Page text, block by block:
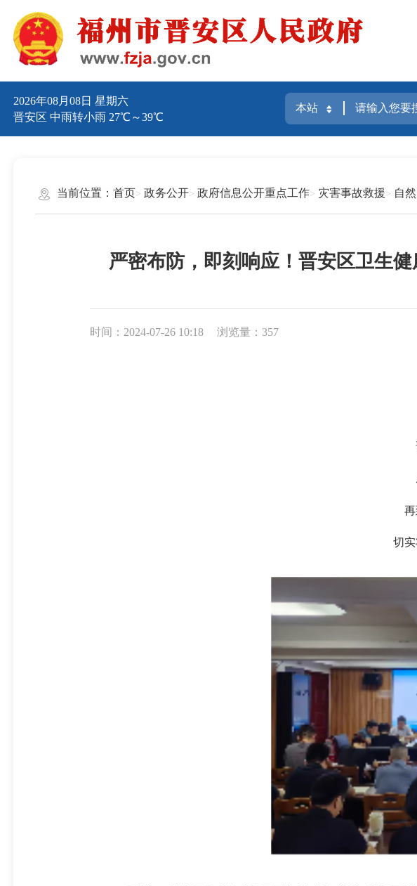
2026年08月08日 星期六
晋安区 中雨转小雨 27℃～39℃
当前位置： 首页 政务公开 政府信息公开重点工作 灾害事故救援 自
严密布防，即刻响应！晋安区卫生
时间：2024-07-26 10:18 浏览量：357
晋
从
再到
切实将